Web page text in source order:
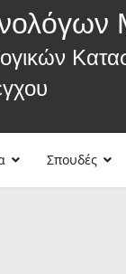
Σπουδές